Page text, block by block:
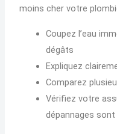
moins cher votre
Coupez l’eau
dégâts
Expliquez
Comparez
Vérifiez votre
dépannages